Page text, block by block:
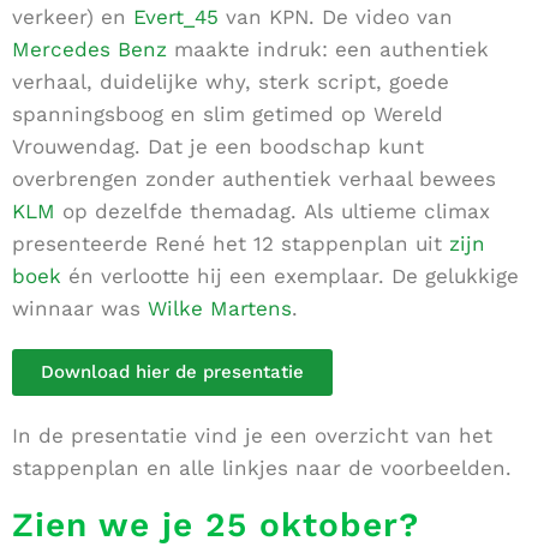
verkeer) en Evert_45 van KPN. De video van
Mercedes Benz maakte indruk: een authentiek
verhaal, duidelijke why, sterk script, goede
spanningsboog en slim getimed op Wereld
Vrouwendag. Dat je een boodschap kunt
overbrengen zonder authentiek verhaal bewees
KLM op dezelfde themadag. Als ultieme climax
presenteerde René het 12 stappenplan uit zijn
boek én verlootte hij een exemplaar. De gelukkige
winnaar was Wilke Martens.
Download hier de presentatie
In de presentatie vind je een overzicht van het
stappenplan en alle linkjes naar de voorbeelden.
Zien we je 25 oktober?